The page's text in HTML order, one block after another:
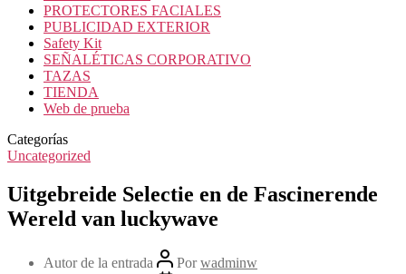
PROTECTORES FACIALES
PUBLICIDAD EXTERIOR
Safety Kit
SEÑALÉTICAS CORPORATIVO
TAZAS
TIENDA
Web de prueba
Categorías
Uncategorized
Uitgebreide Selectie en de Fascinerende
Wereld van luckywave
Autor de la entrada Porwadminw